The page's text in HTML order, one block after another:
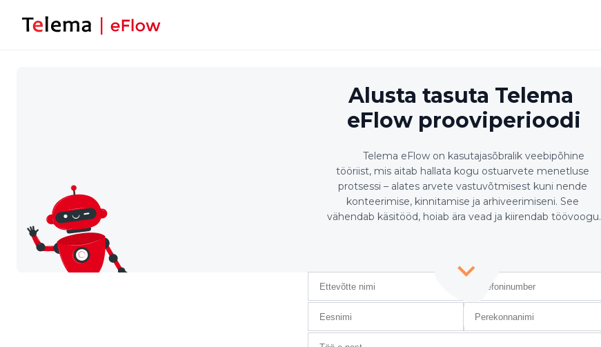
Alusta tasuta Telema
eFlow prooviperioodi
tööriist, mis aitab hallata kogu ostuarvete menetluse
protsessi – alates arvete vastuvõtmisest kuni nende
konteerimise, kinnitamise ja arhiveerimiseni. See
vähendab käsitööd, hoiab ära vead ja kiirendab töövoogu.